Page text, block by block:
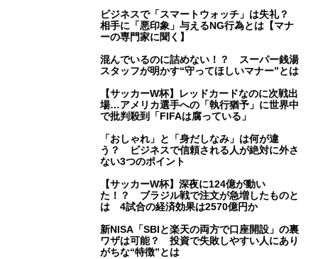
ビジネスで「スマートウォッチ」は失礼？
相手に「悪印象」与えるNG行為とは【マナ
ーの専門家に聞く】
混んでいるのに詰めない！？ スーパー銭湯
スタッフが明かす“守ってほしいマナー”とは
【サッカーW杯】レッドカードなのに次戦出
場…アメリカ選手への「執行猶予」に世界中
で批判殺到「FIFAは腐っている」
「おしゃれ」と「身だしなみ」は何が違
う？ ビジネスで信頼される人が絶対に外さ
ない3つのポイント
【サッカーW杯】深夜に124億が動い
た！？ ブラジル戦で注文が急増したものと
は 4試合の経済効果は2570億円か
新NISA「SBIと楽天の両方で口座開設」の裏
ワザは可能？ 投資で失敗しやすい人にあり
がちな“特徴”とは